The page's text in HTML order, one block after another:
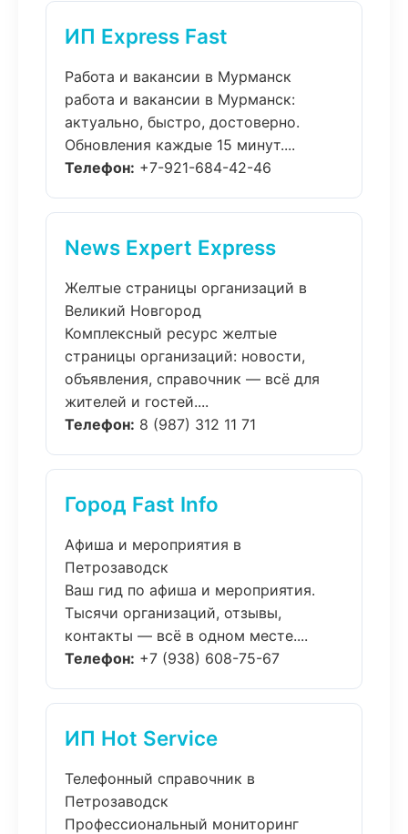
ИП Express Fast
Работа и вакансии в Мурманск
работа и вакансии в Мурманск:
актуально, быстро, достоверно.
Обновления каждые 15 минут....
Телефон: +7-921-684-42-46
News Expert Express
Желтые страницы организаций в
Великий Новгород
Комплексный ресурс желтые
страницы организаций: новости,
объявления, справочник — всё для
жителей и гостей....
Телефон: 8 (987) 312 11 71
Город Fast Info
Афиша и мероприятия в
Петрозаводск
Ваш гид по афиша и мероприятия.
Тысячи организаций, отзывы,
контакты — всё в одном месте....
Телефон: +7 (938) 608-75-67
ИП Hot Service
Телефонный справочник в
Петрозаводск
Профессиональный мониторинг